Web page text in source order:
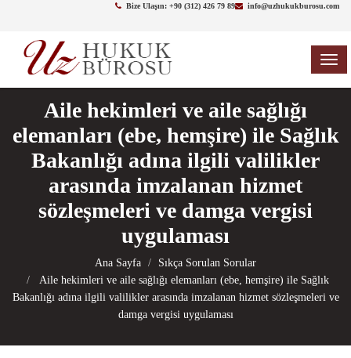
info@uzhukukburosu.com
Bize Ulaşın: +90 (312) 426 79 89
Aile hekimleri ve aile sağlığı
elemanları (ebe, hemşire) ile Sağlık
Bakanlığı adına ilgili valilikler
arasında imzalanan hizmet
sözleşmeleri ve damga vergisi
uygulaması
Ana Sayfa
Sıkça Sorulan Sorular
Aile hekimleri ve aile sağlığı elemanları (ebe, hemşire) ile Sağlık
Bakanlığı adına ilgili valilikler arasında imzalanan hizmet sözleşmeleri ve
damga vergisi uygulaması